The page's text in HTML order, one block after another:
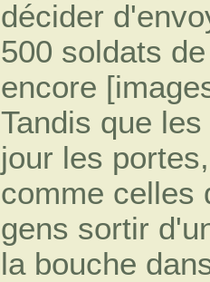
décider
500 soldats
encore
Tandis que
jour les
comme celles
gens sortir
la bouche